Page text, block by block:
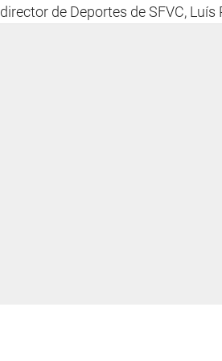
director de Deportes de SFVC, Luís